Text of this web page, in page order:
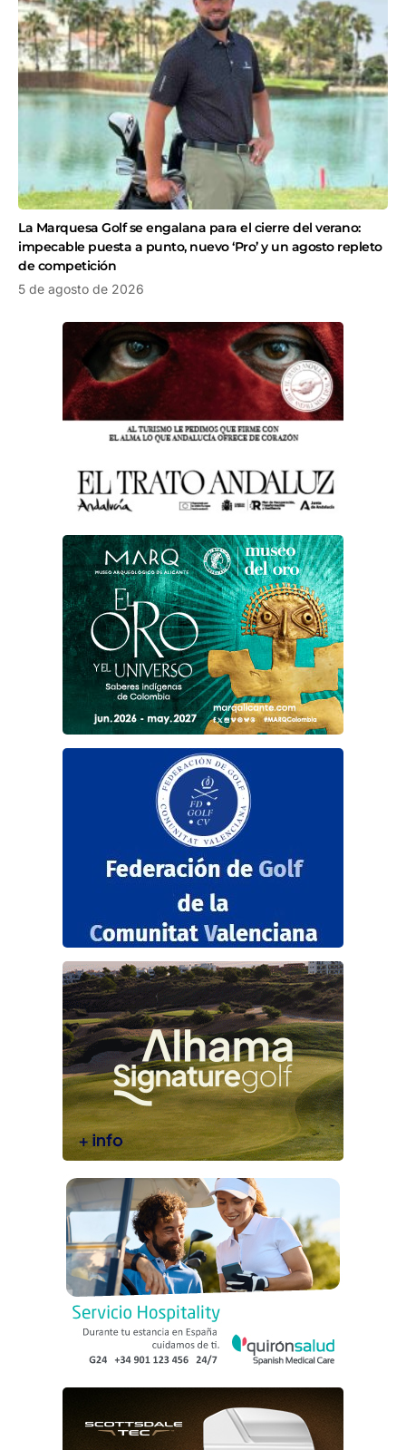
La Marquesa Golf se engalana para el cierre del verano:
impecable puesta a punto, nuevo ‘Pro’ y un agosto repleto
de competición
5 de agosto de 2026